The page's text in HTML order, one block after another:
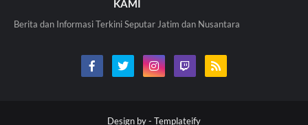
KAMI
Berita dan Informasi Terkini Seputar Jatim dan Nusantara
Design by - Templateify